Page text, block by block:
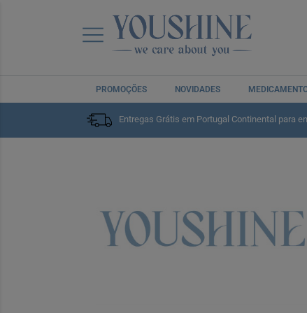
PROMOÇÕES NOVIDADES
Entregas Grátis em Portugal Continental para